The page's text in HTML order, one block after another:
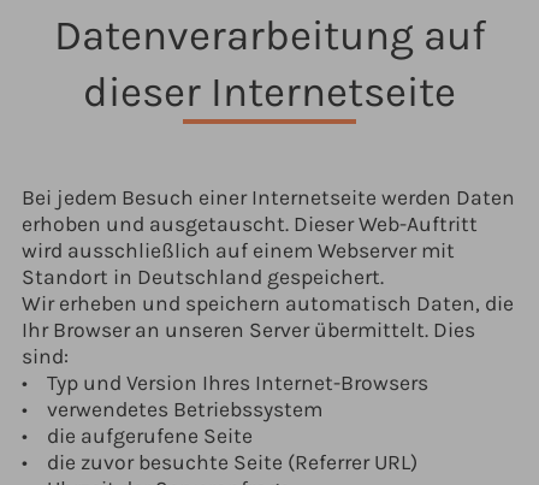
Datenverarbeitung auf
dieser Internetseite
Bei jedem Besuch einer Internetseite werden Daten
erhoben und ausgetauscht. Dieser Web-Auftritt
wird ausschließlich auf einem Webserver mit
Standort in Deutschland gespeichert.
Wir erheben und speichern automatisch Daten, die
Ihr Browser an unseren Server übermittelt. Dies
sind:
• Typ und Version Ihres Internet-Browsers
• verwendetes Betriebssystem
• die aufgerufene Seite
• die zuvor besuchte Seite (Referrer URL)